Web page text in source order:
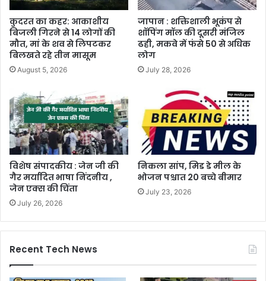
कुदरत का कहर: आकाशीय
बिजली गिरने से 14 लोगों की
मौत, मां के शव से लिपटकर
बिलखते रहे तीन मासूम
August 5, 2026
जापान : शक्तिशाली भूकंप से
शॉपिंग मॉल की दूसरी मंजिल
ढही, मकवे में फंसे 50 से अधिक
लोग
July 28, 2026
विशेष संपादकीय : जेन जी की
गैर मर्यादित भाषा निंदनीय ,
जेन एक्स की चिंता
July 26, 2026
निकला सांप, मिड डे मील के
भोजन पश्चात 20 बच्चे बीमार
July 23, 2026
Recent Tech News